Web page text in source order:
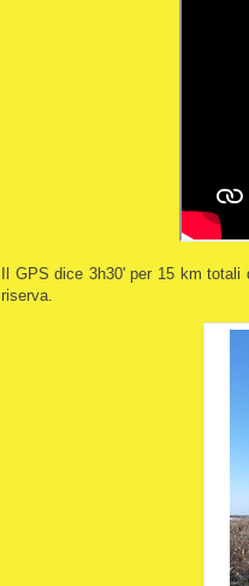
Il GPS dice 3h30' per 15 km
riserva.